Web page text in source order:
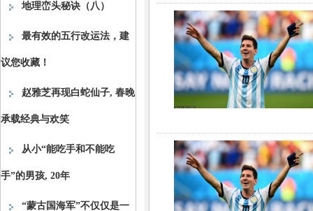
地理峦头秘诀（八）
最有效的五行改运法，建
议您收藏！
赵雅芝再现白蛇仙子, 春晚
承载经典与欢笑
从小“能吃手和不能吃
手”的男孩, 20年
“蒙古国海军”不仅仅是一